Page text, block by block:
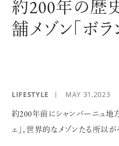
約200年の歴
舗メゾン「ボラ
LIFESTYLE MAY 31,2023
約200年前にシャンパーニュ地
ェ」。世界的なメゾンたる所以が